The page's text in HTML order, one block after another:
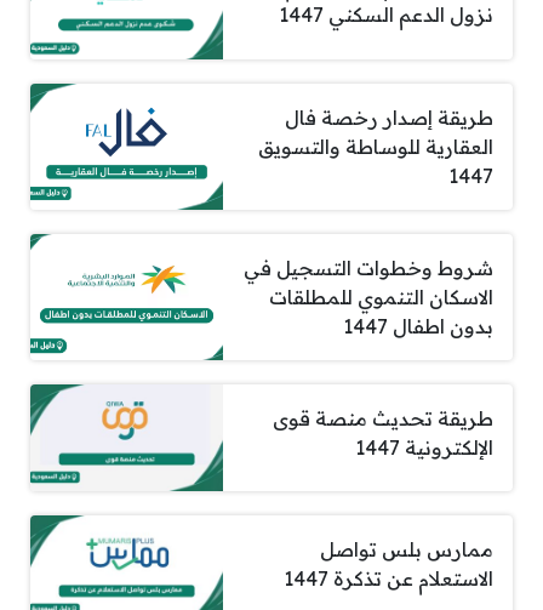
نزول الدعم السكني 1447
طريقة إصدار رخصة فال
العقارية للوساطة والتسويق
1447
شروط وخطوات التسجيل في
الاسكان التنموي للمطلقات
بدون اطفال 1447
طريقة تحديث منصة قوى
الإلكترونية 1447
ممارس بلس تواصل
الاستعلام عن تذكرة 1447